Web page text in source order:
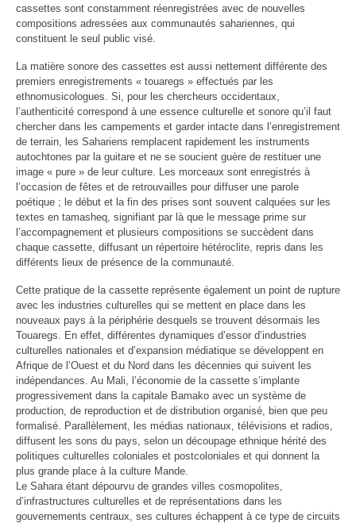
cassettes sont constamment réenregistrées avec de nouvelles
compositions adressées aux communautés sahariennes, qui
constituent le seul public visé.
La matière sonore des cassettes est aussi nettement différente des
premiers enregistrements « touaregs » effectués par les
ethnomusicologues. Si, pour les chercheurs occidentaux,
l’authenticité correspond à une essence culturelle et sonore qu’il faut
chercher dans les campements et garder intacte dans l’enregistrement
de terrain, les Sahariens remplacent rapidement les instruments
autochtones par la guitare et ne se soucient guère de restituer une
image « pure » de leur culture. Les morceaux sont enregistrés à
l’occasion de fêtes et de retrouvailles pour diffuser une parole
poétique ; le début et la fin des prises sont souvent calquées sur les
textes en tamasheq, signifiant par là que le message prime sur
l’accompagnement et plusieurs compositions se succèdent dans
chaque cassette, diffusant un répertoire hétéroclite, repris dans les
différents lieux de présence de la communauté.
Cette pratique de la cassette représente également un point de rupture
avec les industries culturelles qui se mettent en place dans les
nouveaux pays à la périphérie desquels se trouvent désormais les
Touaregs. En effet, différentes dynamiques d’essor d’industries
culturelles nationales et d’expansion médiatique se développent en
Afrique de l’Ouest et du Nord dans les décennies qui suivent les
indépendances. Au Mali, l’économie de la cassette s’implante
progressivement dans la capitale Bamako avec un système de
production, de reproduction et de distribution organisé, bien que peu
formalisé. Parallèlement, les médias nationaux, télévisions et radios,
diffusent les sons du pays, selon un découpage ethnique hérité des
politiques culturelles coloniales et postcoloniales et qui donnent la
plus grande place à la culture Mande.
Le Sahara étant dépourvu de grandes villes cosmopolites,
d’infrastructures culturelles et de représentations dans les
gouvernements centraux, ses cultures échappent à ce type de circuits